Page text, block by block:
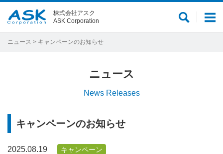
メ
サ
株式会社アスク
ASK Corporation
ニュース > キャンペーンのお知らせ
ニュース
News Releases
キャンペーンのお知らせ
2025.08.19 キャンペーン